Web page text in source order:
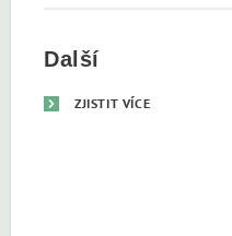
Další
ZJISTIT VÍCE